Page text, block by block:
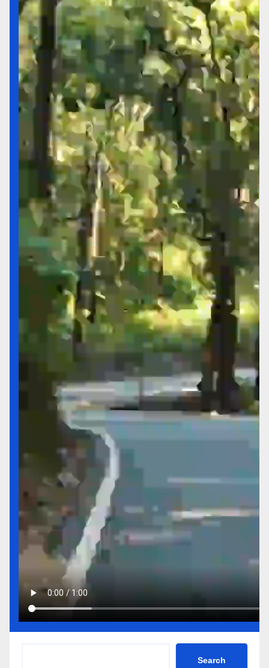
Search